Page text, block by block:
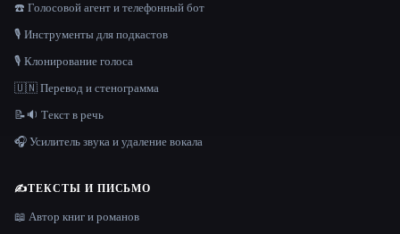
☎️ Голосовой агент и телефонный бот
🎙️ Инструменты для подкастов
🎙️ Клонирование голоса
🇺🇳 Перевод и стенограмма
📝🔉 Текст в речь
🎧 Усилитель звука и удаление вокала
✍️ТЕКСТЫ И ПИСЬМО
📖 Автор книг и романов